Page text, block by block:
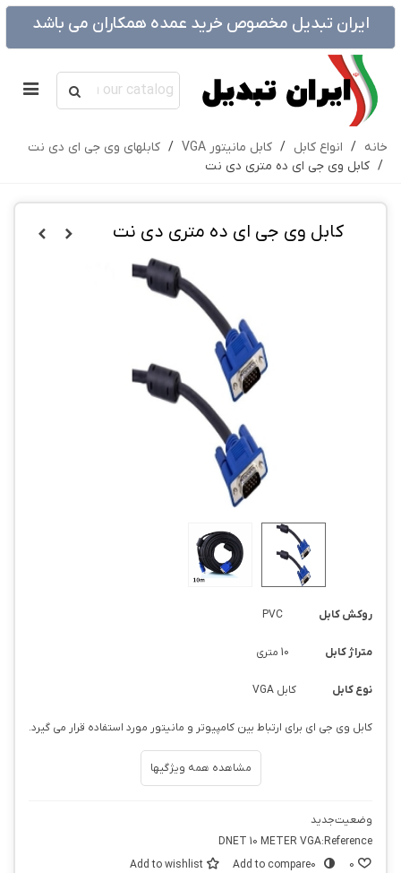
ایران تبدیل مخصوص خرید عمده همکاران می باشد
خانه / انواع کابل / کابل مانیتور VGA / کابلهای وی جی ای دی نت
/ کابل وی جی ای ده متری دی نت
کابل وی جی ای ده متری دی نت
روکش کابل PVC
متراژ کابل 10 متری
نوع کابل کابل VGA
کابل وی جی ای برای ارتباط بین کامپیوتر و مانیتور مورد استفاده قرار می گیرد.
مشاهده همه ویژگیها
وضعیتجدید
Reference:
DNET 10 METER VGA
0
Add to compare0
Add to wishlist